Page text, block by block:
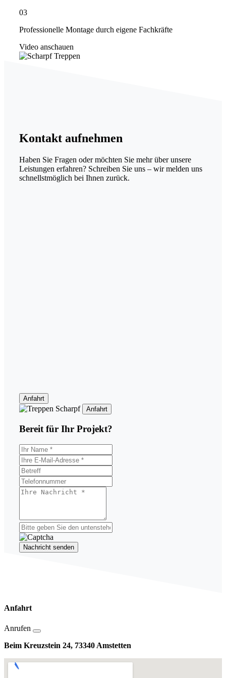
03
Professionelle Montage durch eigene Fachkräfte
Video anschauen
Kontakt aufnehmen
Haben Sie Fragen oder möchten Sie mehr über unsere
Leistungen erfahren? Schreiben Sie uns – wir melden uns
schnellstmöglich bei Ihnen zurück.
Anfahrt
Anfahrt
Bereit für Ihr Projekt?
Nachricht senden
Anfahrt
Anrufen
Beim Kreuzstein 24, 73340 Amstetten